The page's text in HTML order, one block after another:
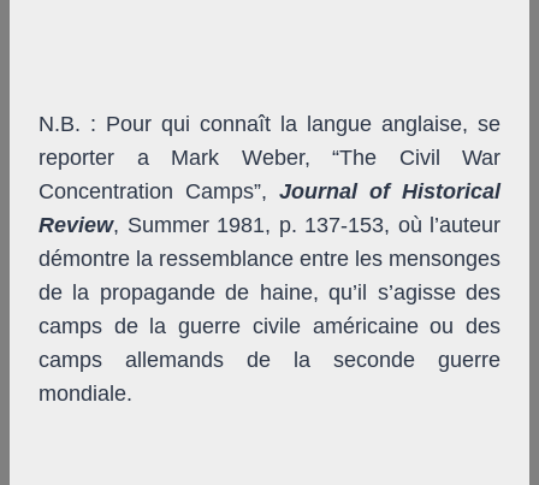
N.B. : Pour qui connaît la langue anglaise, se
reporter a Mark Weber, “The Civil War
Concentration Camps”, Journal of Historical
Review, Summer 1981, p. 137-153, où l’auteur
démontre la ressemblance entre les mensonges
de la propagande de haine, qu’il s’agisse des
camps de la guerre civile américaine ou des
camps allemands de la seconde guerre
mondiale.